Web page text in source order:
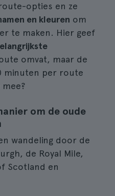
opties en ze
en kleuren om
te maken. Hier geef
omvat, maar de
minuten per route
om de oude
wandeling door de
de Royal Mile,
Scotland en